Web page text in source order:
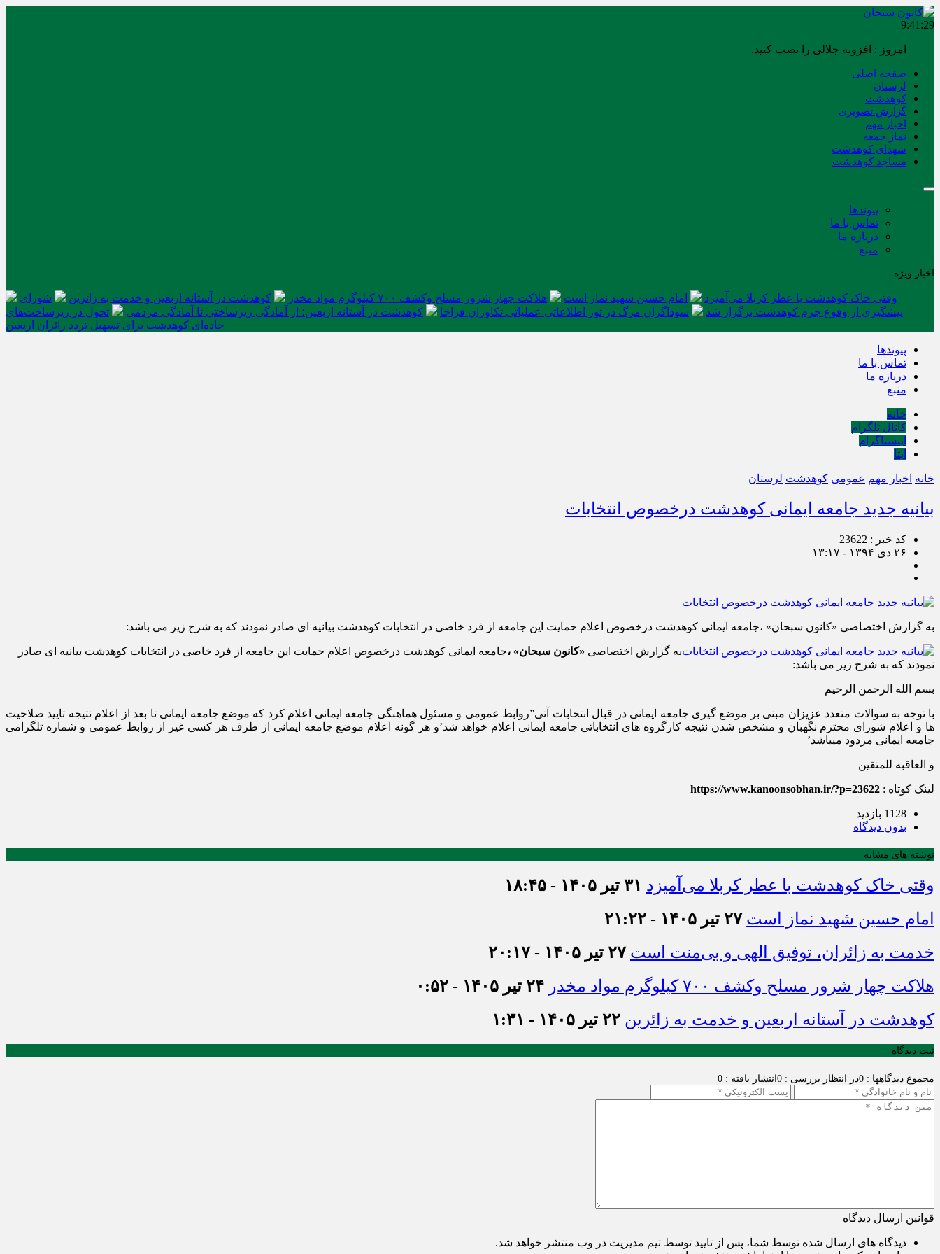
9:41:29
امروز : افزونه جلالی را نصب کنید.
صفحه اصلی
لرستان
کوهدشت
گزارش تصویری
اخبار مهم
نماز جمعه
شهدای کوهدشت
مساجد کوهدشت
پیوندها
تماس با ما
درباره ما
منبع
اخبار ویژه
وقتی خاک کوهدشت با عطر کربلا می‌آمیزد امام حسین شهید نماز است هلاکت چهار شرور مسلح وکشف ۷۰۰ کیلوگرم مواد مخدر کوهدشت در آستانه اربعین و خدمت‌ به زائرین
شورای
پیشگیری از وقوع جرم کوهدشت برگزار شد
سوداگران مرگ در تور اطلاعاتی عملیاتی تکاوران فراجا کوهدشت در آستانه اربعین؛ از آمادگی زیرساختی تا آمادگی مردمی
تحول در زیرساخت‌های
جاده‌ای کوهدشت برای تسهیل تردد زائران اربعین
پیوندها
تماس با ما
درباره ما
منبع
خانه
کانال تلگرام
اینستاگرام
ایتا
خانه اخبار مهم عمومی کوهدشت لرستان
بیانیه جدید جامعه ایمانی کوهدشت درخصوص انتخابات
کد خبر : 23622
۲۶ دی ۱۳۹۴ - ۱۳:۱۷
به گزارش اختصاصی «کانون سبحان» ،جامعه ایمانی کوهدشت درخصوص اعلام حمایت این جامعه از فرد خاصی در انتخابات کوهدشت بیانیه ای صادر نمودند که به شرح زیر می باشد:
به گزارش اختصاصی «کانون سبحان» ،جامعه ایمانی کوهدشت درخصوص اعلام حمایت این جامعه از فرد خاصی در انتخابات کوهدشت بیانیه ای صادر
نمودند که به شرح زیر می باشد:
بسم الله الرحمن الرحیم
با توجه به سوالات متعدد عزیزان مبنی بر موضع گیری جامعه ایمانی در قبال انتخابات آتی”روابط عمومی و مسئول هماهنگی جامعه ایمانی اعلام کرد که موضع جامعه ایمانی تا بعد از اعلام نتیجه تایید صلاحیت
ها و اعلام شورای محترم نگهبان و مشخص شدن نتیجه کارگروه های انتخاباتی جامعه ایمانی اعلام خواهد شد’و هر گونه اعلام موضع جامعه ایمانی از طرف هر کسی غیر از روابط عمومی و شماره تلگرامی
جامعه ایمانی مردود میباشد’
و العاقبه للمتقین
لینک کوتاه : https://www.kanoonsobhan.ir/?p=23622
1128 بازدید
بدون دیدگاه
نوشته های مشابه
وقتی خاک کوهدشت با عطر کربلا می‌آمیزد ۳۱ تیر ۱۴۰۵ - ۱۸:۴۵
امام حسین شهید نماز است ۲۷ تیر ۱۴۰۵ - ۲۱:۲۲
خدمت به زائران، توفیق الهی و بی‌منت است ۲۷ تیر ۱۴۰۵ - ۲۰:۱۷
هلاکت چهار شرور مسلح وکشف ۷۰۰ کیلوگرم مواد مخدر
۲۴ تیر ۱۴۰۵ - ۰:۵۲
کوهدشت در آستانه اربعین و خدمت‌ به زائرین ۲۲ تیر ۱۴۰۵ - ۱:۳۱
ثبت دیدگاه
مجموع دیدگاهها : 0 در انتظار بررسی : 0 انتشار یافته : 0
قوانین ارسال دیدگاه
دیدگاه های ارسال شده توسط شما، پس از تایید توسط تیم مدیریت در وب منتشر خواهد شد.